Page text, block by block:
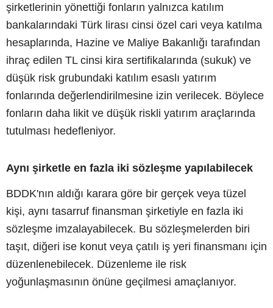
şirketlerinin yönettiği fonların yalnızca katılım
bankalarındaki Türk lirası cinsi özel cari veya katılma
hesaplarında, Hazine ve Maliye Bakanlığı tarafından
ihraç edilen TL cinsi kira sertifikalarında (sukuk) ve
düşük risk grubundaki katılım esaslı yatırım
fonlarında değerlendirilmesine izin verilecek. Böylece
fonların daha likit ve düşük riskli yatırım araçlarında
tutulması hedefleniyor.
Aynı şirketle en fazla iki sözleşme yapılabilecek
BDDK'nın aldığı karara göre bir gerçek veya tüzel
kişi, aynı tasarruf finansman şirketiyle en fazla iki
sözleşme imzalayabilecek. Bu sözleşmelerden biri
taşıt, diğeri ise konut veya çatılı iş yeri finansmanı için
düzenlenebilecek. Düzenleme ile risk
yoğunlaşmasının önüne geçilmesi amaçlanıyor.